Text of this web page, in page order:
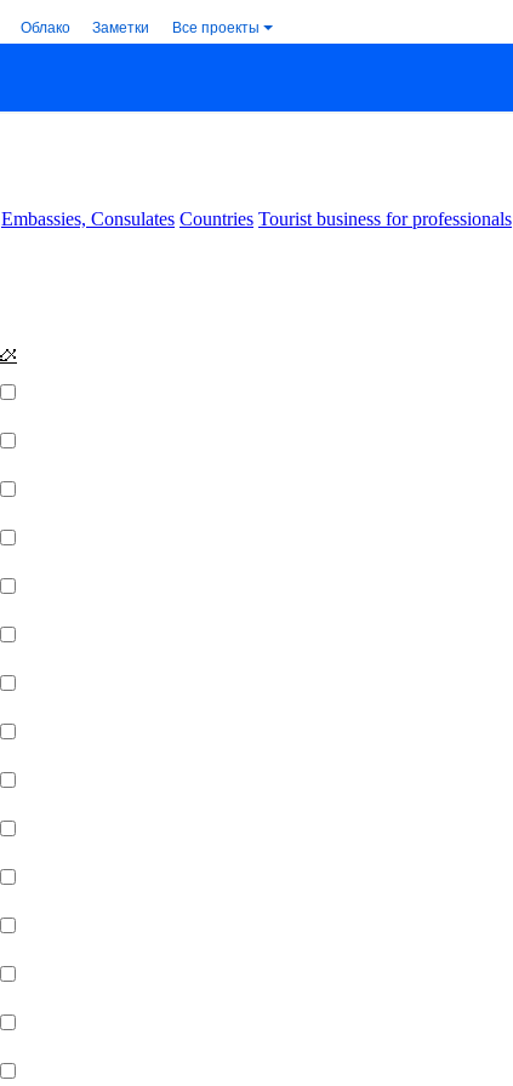
Облако Заметки Все проекты
Embassies, Consulates Countries Tourist business for professionals